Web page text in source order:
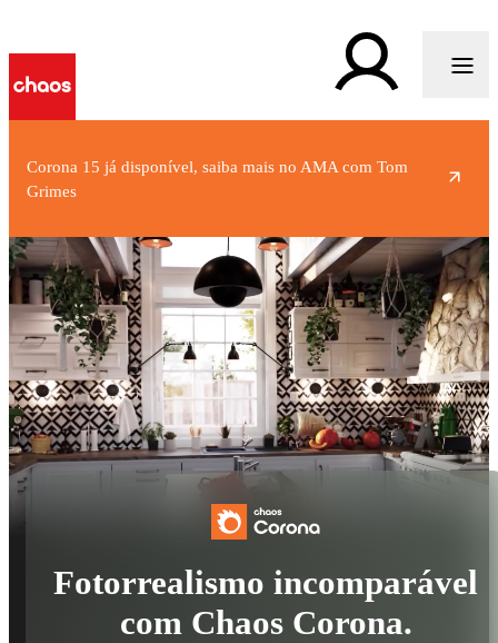
Corona 15 já disponível, saiba mais no AMA com Tom
Grimes
Fotorrealismo incomparável
com Chaos Corona.